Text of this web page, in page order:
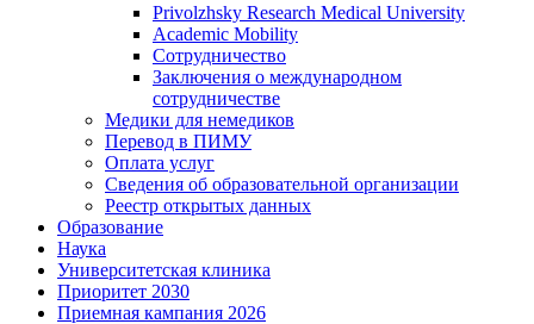
Privolzhsky Research Medical University
Academic Mobility
Сотрудничество
Заключения о международном
сотрудничестве
Медики для немедиков
Перевод в ПИМУ
Оплата услуг
Сведения об образовательной организации
Реестр открытых данных
Образование
Наука
Университетская клиника
Приоритет 2030
Приемная кампания 2026